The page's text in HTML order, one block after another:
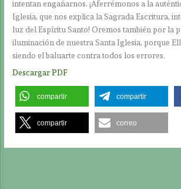
intentan engañarnos. ¡Aferrémonos a la
Iglesia, que nos explica la Sagrada Escritura,
luz del Espíritu Santo! Oremos también por la
iluminación de nuestra Santa Iglesia, porque
siendo el baluarte contra todos los errores.
Descargar PDF
compartir compartir
compartir correo